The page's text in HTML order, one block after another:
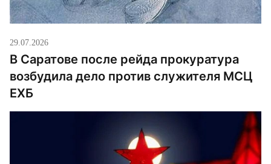
29.07.2026
В Саратове после рейда прокуратура
возбудила дело против служителя МСЦ
ЕХБ